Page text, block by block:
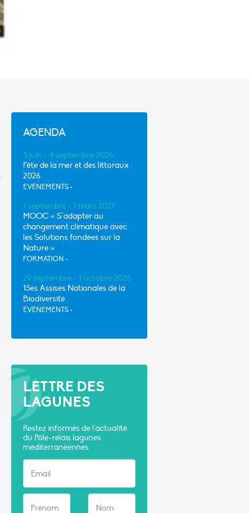
AGENDA
5 juin - 4 septembre 2026
Fête de la mer et des littoraux
2026
EVÈNEMENTS •
1 septembre - 1 mars 2027
MOOC « S’adapter au
changement climatique avec
les Solutions fondées sur la
Nature »
FORMATION •
29 septembre - 1 octobre 2026
15es Assises Nationales de la
Biodiversité
EVÈNEMENTS •
LETTRE DES
LAGUNES
Restez informés de l'actualité
du Pôle-relais lagunes
méditerranéennes